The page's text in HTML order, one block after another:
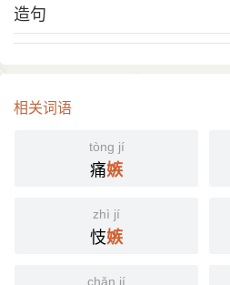
造句
相关词语
tòng jí
痛嫉
zhì jí
忮嫉
chǎn jí